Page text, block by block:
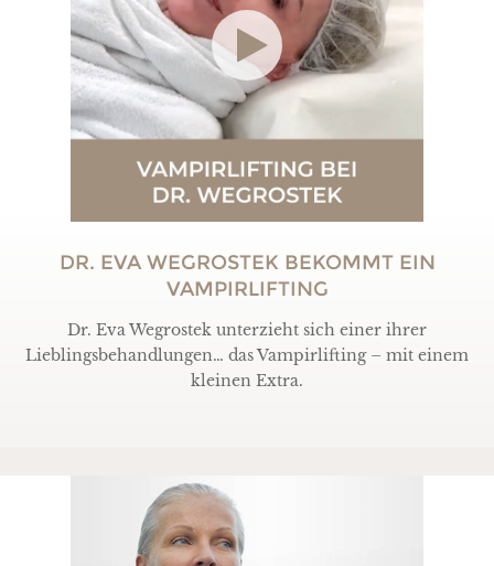
DR. EVA WEGROSTEK BEKOMMT EIN
VAMPIRLIFTING
Dr. Eva Wegrostek unterzieht sich einer ihrer
Lieblingsbehandlungen… das Vampirlifting – mit einem
kleinen Extra.